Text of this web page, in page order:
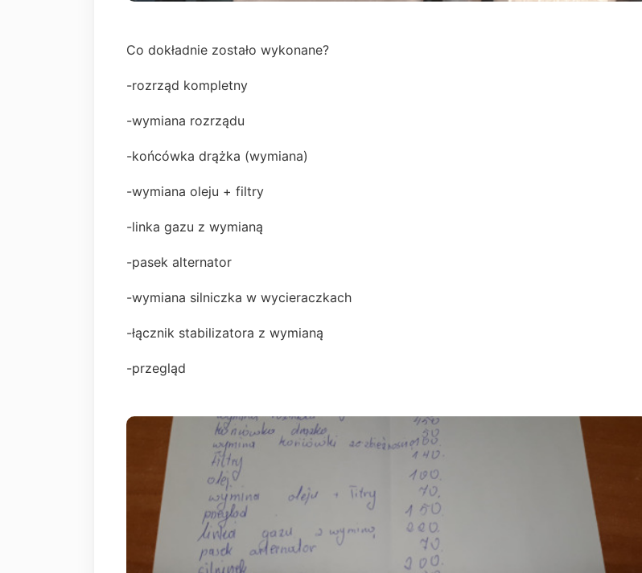
Co dokładnie zostało wykonane?
-rozrząd kompletny
-wymiana rozrządu
-końcówka drążka (wymiana)
-wymiana oleju + filtry
-linka gazu z wymianą
-pasek alternator
-wymiana silniczka w wycieraczkach
-łącznik stabilizatora z wymianą
-przegląd